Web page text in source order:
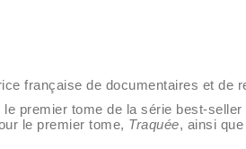
française de documentaires et de
premier tome de la série best-seller
le premier tome, Traquée, ainsi